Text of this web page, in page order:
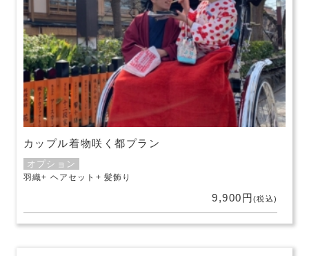
カップル着物咲く都プラン
オプション
羽織 ヘアセット 髪飾り
9,900円(税込)